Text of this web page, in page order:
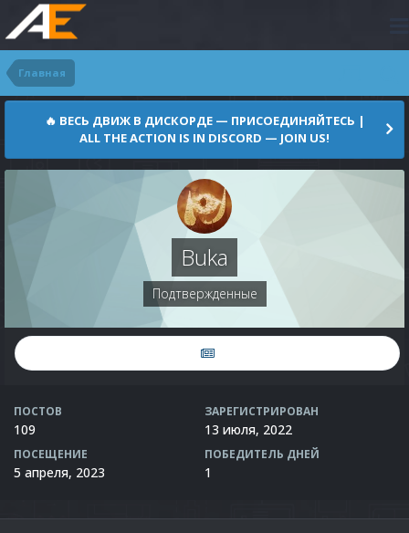
Главная
🔥 ВЕСЬ ДВИЖ В ДИСКОРДЕ — ПРИСОЕДИНЯЙТЕСЬ |
ALL THE ACTION IS IN DISCORD — JOIN US!
Buka
Подтвержденные
ПОСТОВ
109
ЗАРЕГИСТРИРОВАН
13 июля, 2022
ПОСЕЩЕНИЕ
5 апреля, 2023
ПОБЕДИТЕЛЬ ДНЕЙ
1